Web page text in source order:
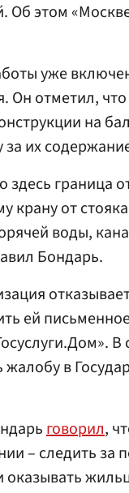
Об этом
уже
Он отметил,
на
их
здесь граница
крану от
воды,
Бондарь.
ей
В
жалобу в
говорил,
– следить за
оказывать